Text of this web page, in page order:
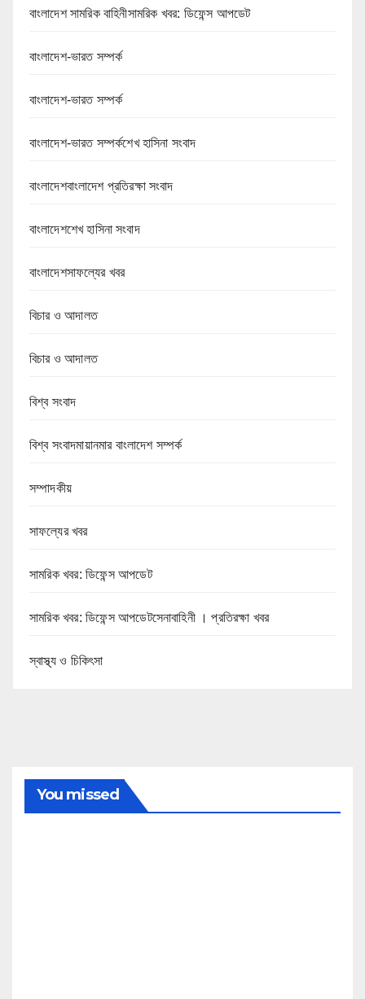
বাংলাদেশ সামরিক বাহিনীসামরিক খবর: ডিফেন্স আপডেট
বাংলাদেশ-ভারত সম্পর্ক
বাংলাদেশ-ভারত সম্পর্ক
বাংলাদেশ-ভারত সম্পর্কশেখ হাসিনা সংবাদ
বাংলাদেশবাংলাদেশ প্রতিরক্ষা সংবাদ
বাংলাদেশশেখ হাসিনা সংবাদ
বাংলাদেশসাফল্যের খবর
বিচার ও আদালত
বিচার ও আদালত
বিশ্ব সংবাদ
বিশ্ব সংবাদমায়ানমার বাংলাদেশ সম্পর্ক
সম্পাদকীয়
সাফল্যের খবর
সামরিক খবর: ডিফেন্স আপডেট
সামরিক খবর: ডিফেন্স আপডেটসেনাবাহিনী । প্রতিরক্ষা খবর
স্বাস্থ্য ও চিকিৎসা
You missed